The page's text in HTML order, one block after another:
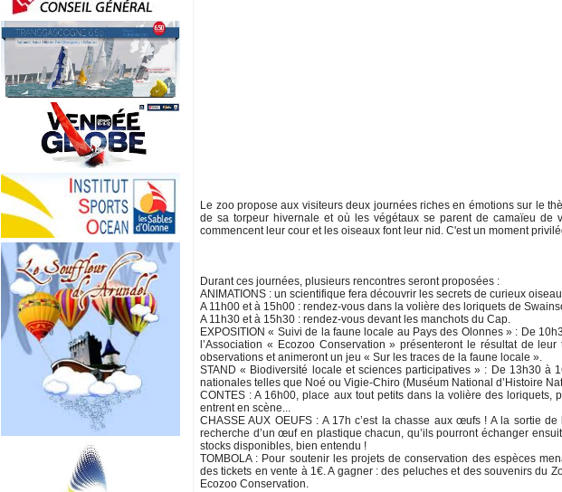
Le zoo propose aux visiteurs deux journées riches en émotions sur le
de sa torpeur hivernale et où les végétaux se parent de camaïeu de
commencent leur cour et les oiseaux font leur nid. C'est un moment
Durant ces journées, plusieurs rencontres seront proposées :
ANIMATIONS : un scientifique fera découvrir les secrets de curieux
A 11h00 et à 15h00 : rendez-vous dans la volière des loriquets de
A 11h30 et à 15h30 : rendez-vous devant les manchots du Cap.
EXPOSITION « Suivi de la faune locale au Pays des Olonnes » : De
l’Association « Ecozoo Conservation » présenteront le résultat de
observations et animeront un jeu « Sur les traces de la faune locale ».
STAND « Biodiversité locale et sciences participatives » : De 13h30 à
nationales telles que Noé ou Vigie-Chiro (Muséum National d’Histoire
CONTES : A 16h00, place aux tout petits dans la volière des
entrent en scène...
CHASSE AUX OEUFS : A 17h c’est la chasse aux œufs ! A la sortie
recherche d’un œuf en plastique chacun, qu’ils pourront échanger
stocks disponibles, bien entendu !
TOMBOLA : Pour soutenir les projets de conservation des espèces
des tickets en vente à 1€. A gagner : des peluches et des souvenirs du
Ecozoo Conservation.